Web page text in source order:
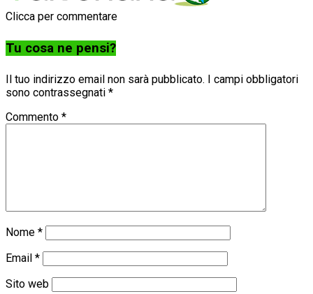
Clicca per commentare
Tu cosa ne pensi?
Il tuo indirizzo email non sarà pubblicato.
I campi obbligatori
sono contrassegnati *
Commento *
Nome *
Email *
Sito web